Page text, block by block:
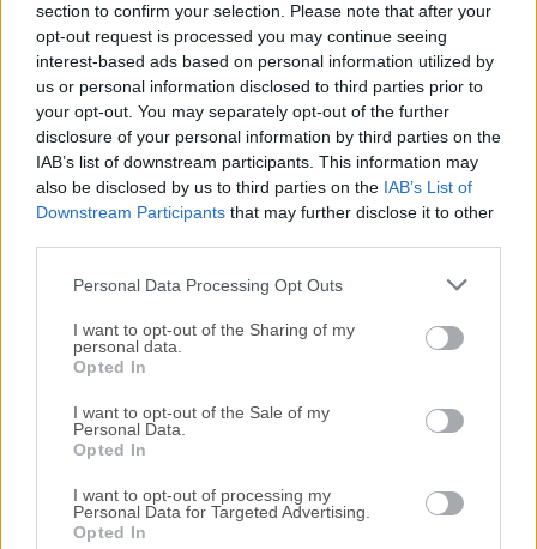
section to confirm your selection. Please note that after your
opt-out request is processed you may continue seeing
interest-based ads based on personal information utilized by
us or personal information disclosed to third parties prior to
your opt-out. You may separately opt-out of the further
disclosure of your personal information by third parties on the
IAB’s list of downstream participants. This information may
also be disclosed by us to third parties on the IAB’s List of
Downstream Participants that may further disclose it to other
Personal Data Processing Opt Outs
I want to opt-out of the Sharing of my
personal data.
Opted In
I want to opt-out of the Sale of my
Personal Data.
Opted In
I want to opt-out of processing my
Personal Data for Targeted Advertising.
Opted In
Todas las versiones antiguas distribuidas en nuestro
sitio web son completamente libres de virus y están
disponibles para su descarga sin costo alguno.
Nos encantaría saber de ti
Si tienes alguna pregunta o idea que desees compartir
con nosotros, dirígete a nuestrapágina de contactoy
háznoslo saber. ¡Valoramos tu opinión!